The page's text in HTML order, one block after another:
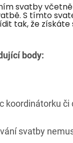
svatby
S tímto
tak, že
body:
koordinátorku
svatby